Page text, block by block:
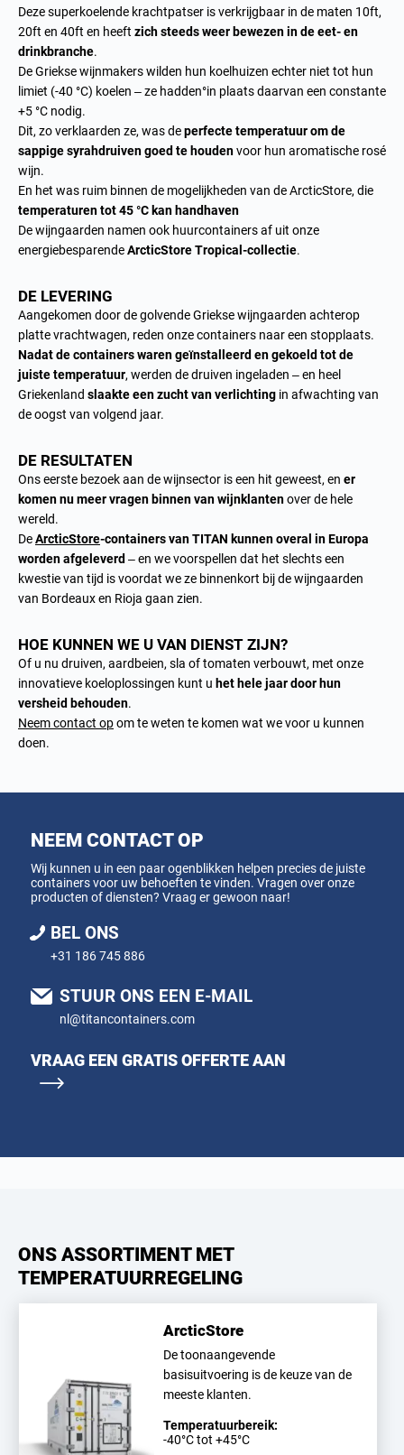
Deze superkoelende krachtpatser is verkrijgbaar in de maten 10ft,
20ft en 40ft en heeft zich steeds weer bewezen in de eet- en
drinkbranche.
De Griekse wijnmakers wilden hun koelhuizen echter niet tot hun
limiet (-40 °C) koelen – ze hadden°in plaats daarvan een constante
+5 °C nodig.
Dit, zo verklaarden ze, was deperfecte temperatuur om de
sappige syrahdruiven goed te houdenvoor hun aromatische rosé
wijn.
En het was ruim binnen de mogelijkheden van de ArcticStore, die
temperaturen tot 45 °C kan handhaven
De wijngaarden namen ook huurcontainers af uit onze
energiebesparendeArcticStore Tropical-collectie.
DE LEVERING
Aangekomen door de golvende Griekse wijngaarden achterop
platte vrachtwagen, reden onze containers naar een stopplaats.
Nadat de containers waren geïnstalleerd en gekoeld tot de
juiste temperatuur, werden de druiven ingeladen – en heel
Griekenland slaakte een zucht van verlichting in afwachting van
de oogst van volgend jaar.
DE RESULTATEN
Ons eerste bezoek aan de wijnsector is een hit geweest, en er
komen nu meer vragen binnen van wijnklantenover de hele
wereld.
DeArcticStore-containers van TITAN kunnen overal in Europa
worden afgeleverd – en we voorspellen dat het slechts een
kwestie van tijd is voordat we ze binnenkort bij de wijngaarden
van Bordeaux en Rioja gaan zien.
HOE KUNNEN WE U VAN DIENST ZIJN?
Of u nu druiven, aardbeien, sla of tomaten verbouwt, met onze
innovatieve koeloplossingen kunt u het hele jaar door hun
versheid behouden.
Neem contact opom te weten te komen wat we voor u kunnen
doen.
NEEM CONTACT OP
Wij kunnen u in een paar ogenblikken helpen precies de juiste
containers voor uw behoeften te vinden. Vragen over onze
producten of diensten? Vraag er gewoon naar!
BEL ONS
+31 186 745 886
STUUR ONS EEN E-MAIL
nl@titancontainers.com
VRAAG EEN GRATIS OFFERTE AAN
ONS ASSORTIMENT MET
TEMPERATUURREGELING
ArcticStore
De toonaangevende
basisuitvoering is de keuze van de
meeste klanten.
Temperatuurbereik:
-40°C tot +45°C